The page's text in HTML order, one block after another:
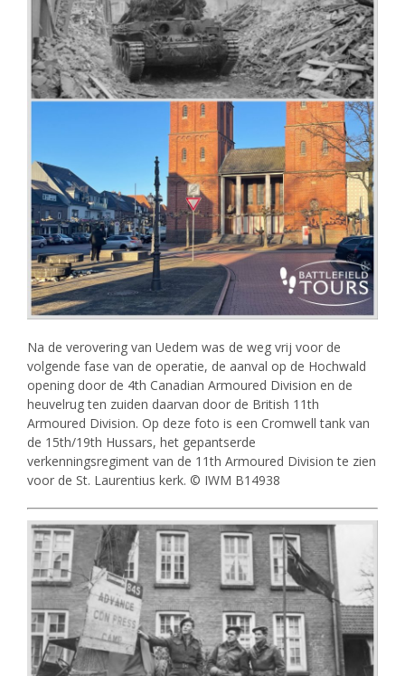
Na de verovering van Uedem was de weg vrij voor de
volgende fase van de operatie, de aanval op de Hochwald
opening door de 4th Canadian Armoured Division en de
heuvelrug ten zuiden daarvan door de British 11th
Armoured Division. Op deze foto is een Cromwell tank van
de 15th/19th Hussars, het gepantserde
verkenningsregiment van de 11th Armoured Division te zien
voor de St. Laurentius kerk. © IWM B14938